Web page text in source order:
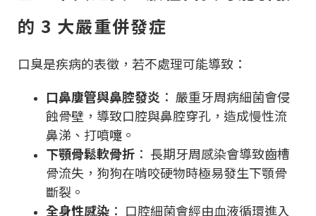
的 3 大嚴重併發症
口臭是疾病的表徵，若不處理可能導致：
口鼻廔管與鼻腔發炎 ： 嚴重牙周病細菌會侵
蝕骨壁，導致口腔與鼻腔穿孔，造成慢性流
鼻涕、打噴嚏。
下顎骨鬆軟骨折 ： 長期牙周感染會導致齒槽
骨流失，狗狗在啃咬硬物時極易發生下顎骨
斷裂。
全身性感染 ： 口腔細菌會經由血液循環進入